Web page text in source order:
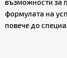
възможности за
формулата на
повече до